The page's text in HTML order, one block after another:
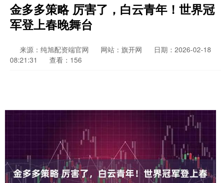
金多多策略 厉害了，白云青年！世界冠
军登上春晚舞台
来源：纯旭配资端官网 网站：旗开网
日期：2026-02-18
08:21:31
查看：156